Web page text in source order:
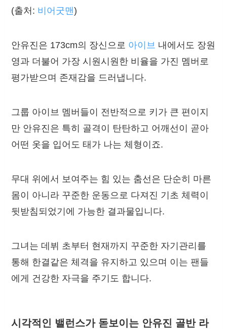
(출처: 비어굿맨)
안유진은 173cm의 장신으로 아이브 내에서도 장원
영과 더불어 가장 시원시원한 비율을 가진 멤버로
평가받으며 존재감을 드러냅니다.
그룹 아이브 멤버들이 전반적으로 키가 큰 편이지
만 안유진은 특히 골격이 탄탄하고 어깨선이 곧아
어떤 옷을 입어도 태가 나는 체형이죠.
무대 위에서 보여주는 힘 있는 춤선은 단순히 마른
몸이 아니라 꾸준한 운동으로 다져진 기초 체력이
뒷받침되었기에 가능한 결과물입니다.
그녀는 데뷔 초부터 현재까지 꾸준한 자기관리를
통해 한결같은 체격을 유지하고 있으며 이는 팬들
에게 건강한 자극을 주기도 합니다.
시각적인 밸런스가 돋보이는 안유진 골반 라